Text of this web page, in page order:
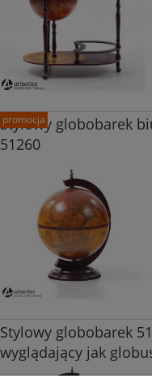
Stylowy globobarek
51260
promocja
Stylowy globobarek
wyglądający jak